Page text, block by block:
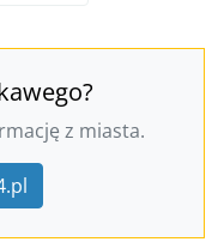
z miasta.